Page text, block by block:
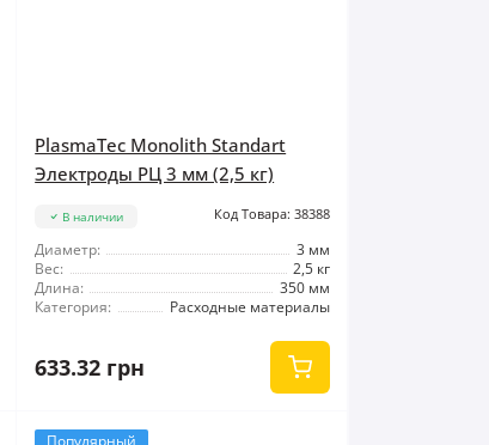
PlasmaTec Monolith Standart
Электроды РЦ 3 мм (2,5 кг)
В наличии Код Товара: 38388
Диаметр:
3 мм
Вес:
2,5 кг
Длина:
350 мм
Категория:
Расходные материалы
633.32 грн